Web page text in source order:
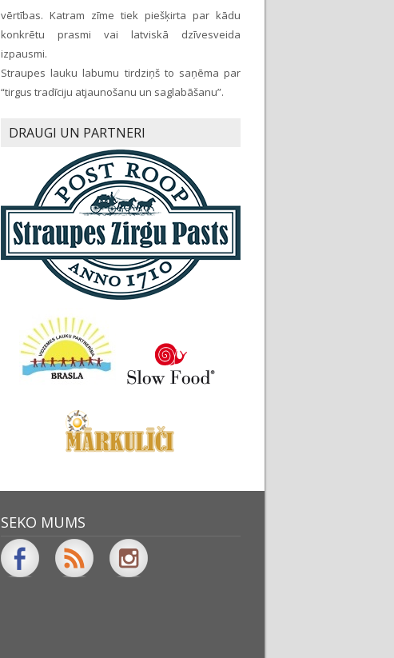
vērtības. Katram zīme tiek piešķirta par kādu
konkrētu prasmi vai latviskā dzīvesveida
izpausmi.
Straupes lauku labumu tirdziņš to saņēma par
“tirgus tradīciju atjaunošanu un saglabāšanu”.
DRAUGI UN PARTNERI
SEKO MUMS